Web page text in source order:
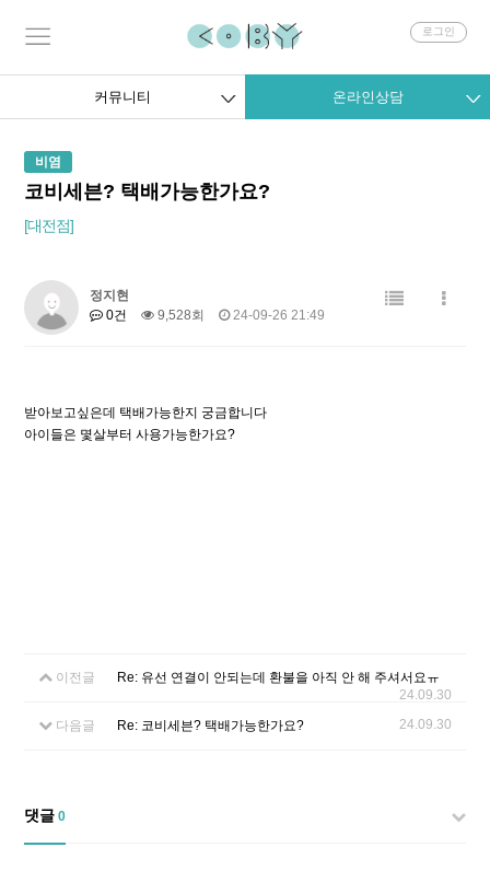
회로그인
커뮤니티 온라인상담
비염
코비세븐? 택배가능한가요?
[대전점]
정지현
0건
9,528회 24-09-26 21:49
받아보고싶은데 택배가능한지 궁금합니다
아이들은 몇살부터 사용가능한가요?
이전글
Re: 유선 연결이 안되는데 환불을 아직 안 해 주셔서요ㅠ
24.09.30
다음글
Re: 코비세븐? 택배가능한가요? 24.09.30
댓글 0